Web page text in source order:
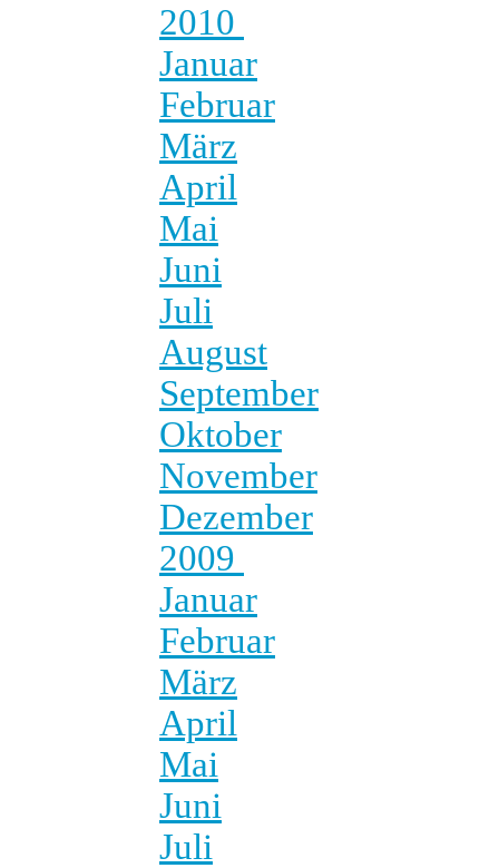
2010
Januar
Februar
März
April
Mai
Juni
Juli
August
September
Oktober
November
Dezember
2009
Januar
Februar
März
April
Mai
Juni
Juli